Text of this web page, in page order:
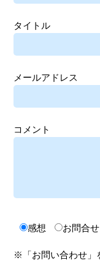
タイトル
メールアドレス
コメント
感想 お問合せ
※「お問い合わせ」